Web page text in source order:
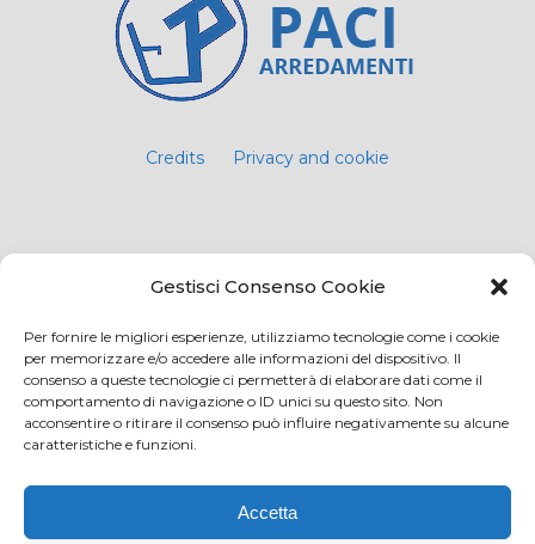
Gestisci Consenso Cookie
Per fornire le migliori esperienze, utilizziamo tecnologie come i cookie
per memorizzare e/o accedere alle informazioni del dispositivo. Il
consenso a queste tecnologie ci permetterà di elaborare dati come il
comportamento di navigazione o ID unici su questo sito. Non
acconsentire o ritirare il consenso può influire negativamente su alcune
caratteristiche e funzioni.
Accetta
Credits Privacy and cookie
E-mail: info@paciarrediscolastici.com
PEC: pacisrl@interfreepec.it
Tel e Fax: +39 0571 675108
PI e CF: 05012160486 Registro delle Imprese di
Capitale Sociale Euro 20.800,00 i.v.